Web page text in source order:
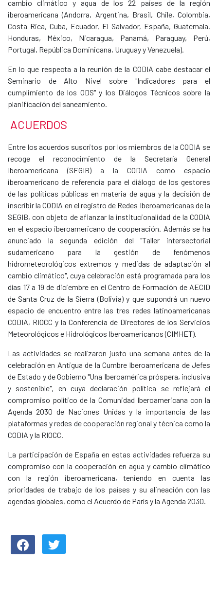
cambio climático y agua de los 22 países de la región
iberoamericana (Andorra, Argentina, Brasil, Chile, Colombia,
Costa Rica, Cuba, Ecuador, El Salvador, España, Guatemala,
Honduras, México, Nicaragua, Panamá, Paraguay, Perú,
Portugal, República Dominicana, Uruguay y Venezuela).
​En lo que respecta a la reunión de la CODIA cabe destacar el
Seminario de Alto Nivel sobre "Indicadores para el
cumplimiento de los ODS" y los Diálogos Técnicos sobre la
planificación del saneamiento.
ACUERDOS
Entre los acuerdos suscritos por los miembros de la CODIA se
recoge el reconocimiento de la Secretaría General
Iberoamericana (SEGIB) a la CODIA como espacio
iberoamericano de referencia para el diálogo de los gestores
de las políticas públicas en materia de agua y la decisión de
inscribir la CODIA en el registro de Redes Iberoamericanas de la
SEGIB, con objeto de afianzar la institucionalidad de la CODIA
en el espacio iberoamericano de cooperación. Además se ha
anunciado la segunda edición del "Taller intersectorial
sudamericano para la gestión de fenómenos
hidrometeorológicos extremos y medidas de adaptación al
cambio climático", cuya celebración está programada para los
días 17 a 19 de diciembre en el Centro de Formación de AECID
de Santa Cruz de la Sierra (Bolivia) y que supondrá un nuevo
espacio de encuentro entre las tres redes latinoamericanas
CODIA, RIOCC y la Conferencia de Directores de los Servicios
Meteorológicos e Hidrológicos Iberoamericanos (CIMHET).
Las actividades se realizaron justo una semana antes de la
celebración en Antigua de la Cumbre Iberoamericana de Jefes
de Estado y de Gobierno "Una Iberoamérica próspera, inclusiva
y sostenible", en cuya declaración política se reflejará el
compromiso político de la Comunidad Iberoamericana con la
Agenda 2030 de Naciones Unidas y la importancia de las
plataformas y redes de cooperación regional y técnica como la
CODIA y la RIOCC.
La participación de España en estas actividades refuerza su
compromiso con la cooperación en agua y cambio climático
con la región iberoamericana, teniendo en cuenta las
prioridades de trabajo de los países y su alineación con las
agendas globales, como el Acuerdo de París y la Agenda 2030.